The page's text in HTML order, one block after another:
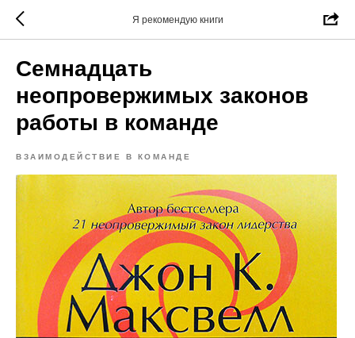
Я рекомендую книги
Семнадцать
неопровержимых законов
работы в команде
ВЗАИМОДЕЙСТВИЕ В КОМАНДЕ